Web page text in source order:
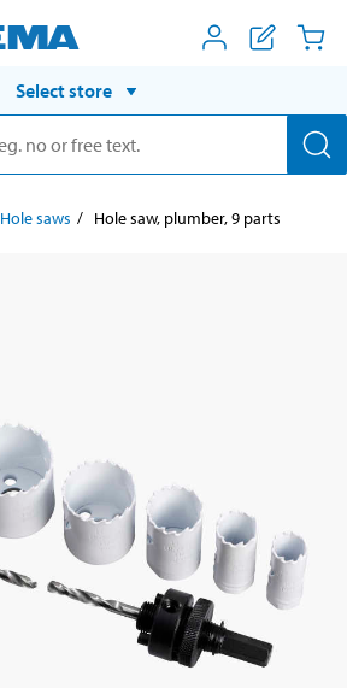
Select store
Hole saws Hole saw, plumber, 9 parts